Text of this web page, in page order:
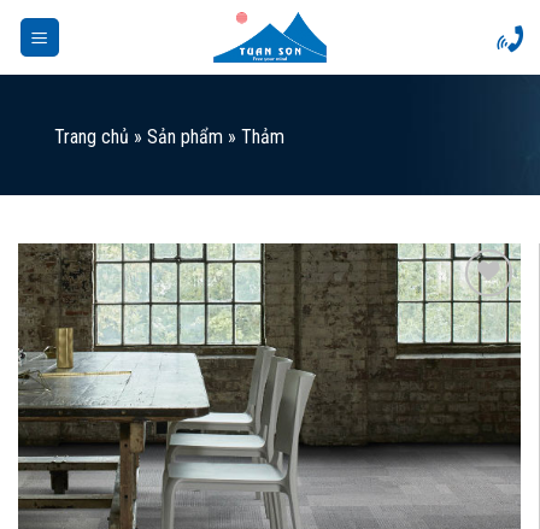
Skip
content
Trang chủ » Sản phẩm » Thảm
Add to
Wishlist